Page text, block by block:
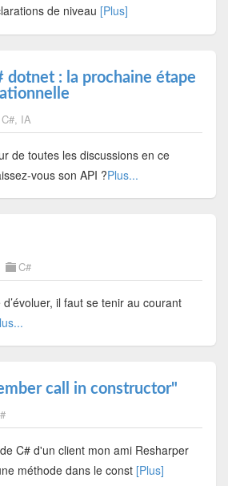
de niveau [Plus]
dotnet : la prochaine étape
C#, IA
de toutes les discussions en ce
vous son API ?Plus...
C#
il faut se tenir au courant
call in constructor"
C# d'un client mon ami Resharper
méthode dans le const [Plus]